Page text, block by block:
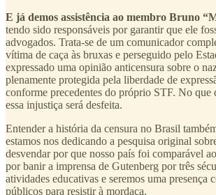
E já demos assistência ao membro Bruno
tendo sido responsáveis por garantir que ele
advogados. Trata-se de um comunicador
vítima de caça às bruxas e perseguido pelo
expressado uma opinião anticensura sobre o
plenamente protegida pela liberdade de
conforme precedentes do próprio STF. No que
essa injustiça será desfeita.
Entender a história da censura no Brasil
estamos nos dedicando a pesquisa original
desvendar por que nosso país foi comparável
por banir a imprensa de Gutenberg por três
atividades educativas e seremos uma presença
públicos para resistir à mordaça.